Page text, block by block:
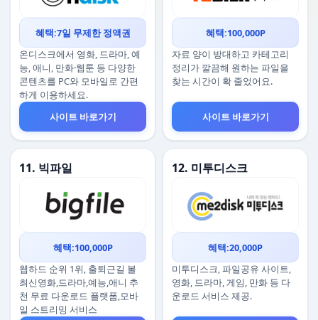
혜택:7일 무제한 정액권
온디스크에서 영화, 드라마, 예
능, 애니, 만화·웹툰 등 다양한
콘텐츠를 PC와 모바일로 간편
하게 이용하세요.
사이트 바로가기
혜택:100,000P
자료 양이 방대하고 카테고리
정리가 깔끔해 원하는 파일을
찾는 시간이 확 줄었어요.
사이트 바로가기
11. 빅파일
혜택:100,000P
웹하드 순위 1위, 출퇴근길 볼
최신영화,드라마,예능,애니 추
천 무료 다운로드 플랫폼,모바
일 스트리밍 서비스
12. 미투디스크
혜택:20,000P
미투디스크, 파일공유 사이트,
영화, 드라마, 게임, 만화 등 다
운로드 서비스 제공.